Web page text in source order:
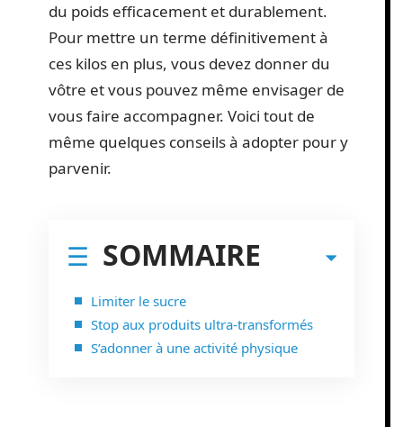
du poids efficacement et durablement.
Pour mettre un terme définitivement à
ces kilos en plus, vous devez donner du
vôtre et vous pouvez même envisager de
vous faire accompagner. Voici tout de
même quelques conseils à adopter pour y
parvenir.
SOMMAIRE
Limiter le sucre
Stop aux produits ultra-transformés
S’adonner à une activité physique